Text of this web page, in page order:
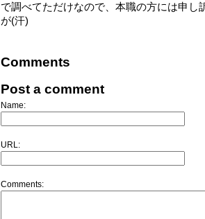
で調べてただけなので、本職の方には申し
が(汗)
Comments
Post a comment
Name:
URL:
Comments: